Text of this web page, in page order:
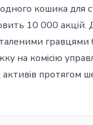
одного кошика для
10 000 акцій.
гравцями
на комісію
протягом